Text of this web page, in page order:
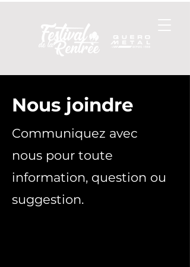
Nous joindre
Communiquez avec
nous pour toute
information, question ou
suggestion.